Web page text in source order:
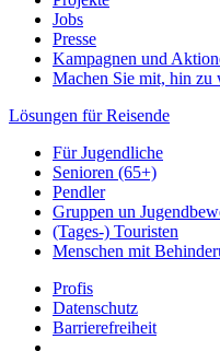
Jobs
Presse
Kampagnen und
Machen Sie mit, hin zu
Lösungen für Reisende
Für Jugendliche
Senioren (65+)
Pendler
Gruppen un
(Tages-) Touristen
Menschen mit
Profis
Datenschutz
Barrierefreiheit